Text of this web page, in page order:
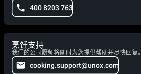
400 8203 763
烹饪支持
我们的公司厨师将随时为您提供帮助并尽快回复。
cooking.support@unox.com